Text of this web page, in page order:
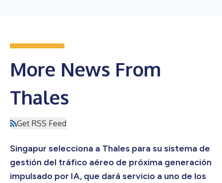
More News From
Thales
Get RSS Feed
Singapur selecciona a Thales para su sistema de
gestión del tráfico aéreo de próxima generación
impulsado por IA, que dará servicio a uno de los